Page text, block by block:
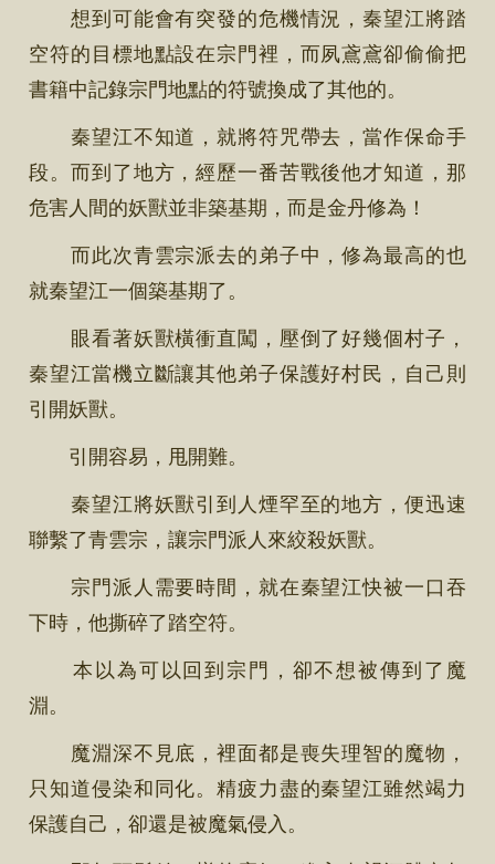
想到可能會有突發的危機情況，秦望江將踏
空符的目標地點設在宗門裡，而夙鳶鳶卻偷偷把
書籍中記錄宗門地點的符號換成了其他的。
秦望江不知道，就將符咒帶去，當作保命手
段。而到了地方，經歷一番苦戰後他才知道，那
危害人間的妖獸並非築基期，而是金丹修為！
而此次青雲宗派去的弟子中，修為最高的也
就秦望江一個築基期了。
眼看著妖獸橫衝直闖，壓倒了好幾個村子，
秦望江當機立斷讓其他弟子保護好村民，自己則
引開妖獸。
引開容易，甩開難。
秦望江將妖獸引到人煙罕至的地方，便迅速
聯繫了青雲宗，讓宗門派人來絞殺妖獸。
宗門派人需要時間，就在秦望江快被一口吞
下時，他撕碎了踏空符。
本以為可以回到宗門，卻不想被傳到了魔
淵。
魔淵深不見底，裡面都是喪失理智的魔物，
只知道侵染和同化。精疲力盡的秦望江雖然竭力
保護自己，卻還是被魔氣侵入。